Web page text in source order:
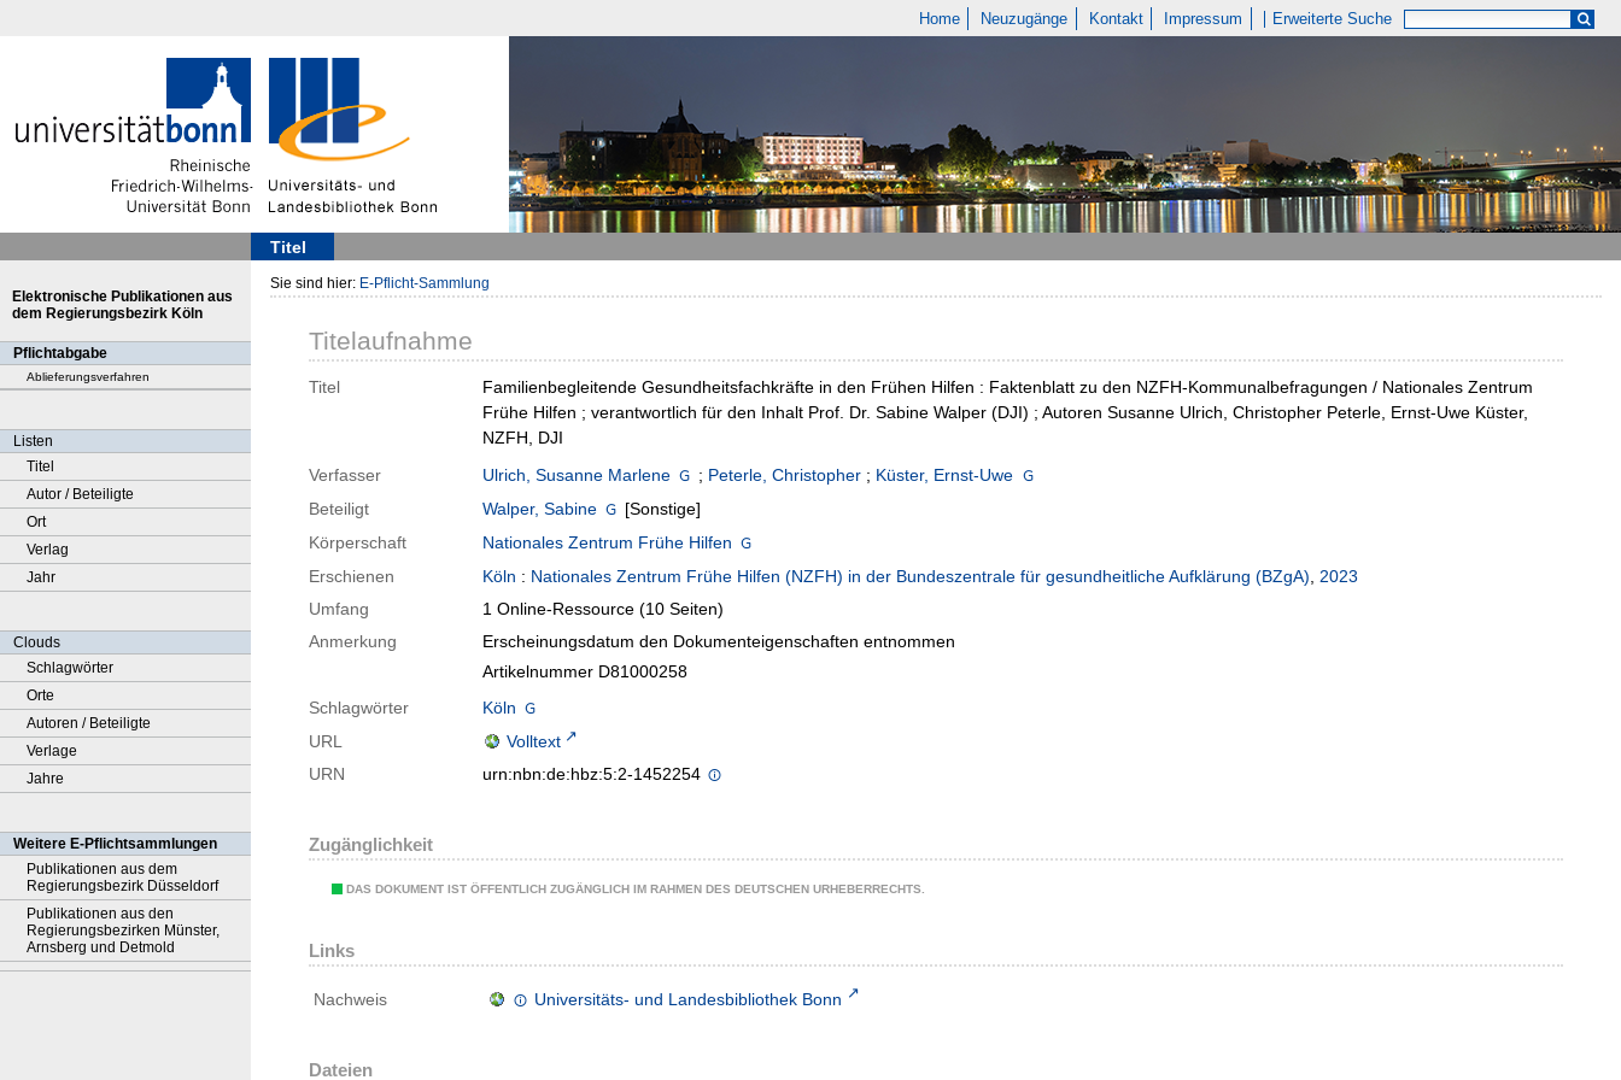
Home Neuzugänge Kontakt Impressum Erweiterte Suche
Titel
Elektronische Publikationen aus
dem Regierungsbezirk Köln
Pflichtabgabe
Ablieferungsverfahren
Listen
Titel
Autor / Beteiligte
Ort
Verlag
Jahr
Clouds
Schlagwörter
Orte
Autoren / Beteiligte
Verlage
Jahre
Weitere E-Pflichtsammlungen
Publikationen aus dem
Regierungsbezirk Düsseldorf
Publikationen aus den
Regierungsbezirken Münster,
Arnsberg und Detmold
Sie sind hier: E-Pflicht-Sammlung
Titelaufnahme
Titel
Familienbegleitende Gesundheitsfachkräfte in den Frühen Hilfen : Faktenblatt zu den NZFH-Kommunalbefragungen / Nationales Zentrum
Frühe Hilfen ; verantwortlich für den Inhalt Prof. Dr. Sabine Walper (DJI) ; Autoren Susanne Ulrich, Christopher Peterle, Ernst-Uwe Küster,
NZFH, DJI
Verfasser
Ulrich, Susanne Marlene ; Peterle, Christopher ; Küster, Ernst-Uwe
Beteiligt
Walper, Sabine
[Sonstige]
Körperschaft
Nationales Zentrum Frühe Hilfen
Erschienen
Köln : Nationales Zentrum Frühe Hilfen (NZFH) in der Bundeszentrale für gesundheitliche Aufklärung (BZgA), 2023
Umfang
1 Online-Ressource (10 Seiten)
Anmerkung
Erscheinungsdatum den Dokumenteigenschaften entnommen
Artikelnummer D81000258
Schlagwörter
Köln
URL
Volltext
URN
urn:nbn:de:hbz:5:2-1452254
Zugänglichkeit
DAS DOKUMENT IST ÖFFENTLICH ZUGÄNGLICH IM RAHMEN DES DEUTSCHEN URHEBERRECHTS.
Links
Nachweis Universitäts- und Landesbibliothek Bonn
Dateien